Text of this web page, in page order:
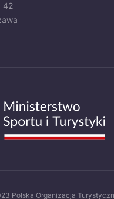
42
Polska Organizacja